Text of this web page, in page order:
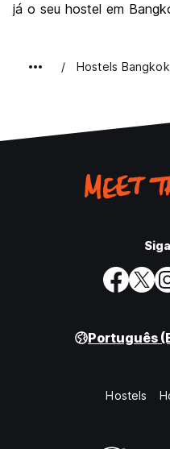
já o seu hostel em
Hostels Bangkok
Português
Hostels